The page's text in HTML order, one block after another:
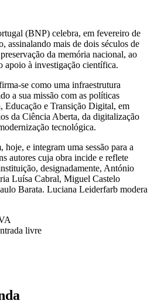
(BNP) celebra, em fevereiro de
assinalando mais de dois séculos de
da memória nacional, ao
apoio à investigação científica.
se como uma infraestrutura
a sua missão com as políticas
Educação e Transição Digital, em
da Ciência Aberta, da digitalização
tecnológica.
hoje, e integram uma sessão para a
autores cuja obra incide e reflete
designadamente, António
Luísa Cabral, Miguel Castelo
Barata. Luciana Leiderfarb modera
livre